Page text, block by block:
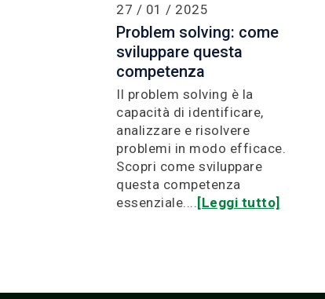
27 / 01 / 2025
Problem solving: come
sviluppare questa
competenza
Il problem solving è la
capacità di identificare,
analizzare e risolvere
problemi in modo efficace.
Scopri come sviluppare
questa competenza
essenziale....[Leggi tutto]